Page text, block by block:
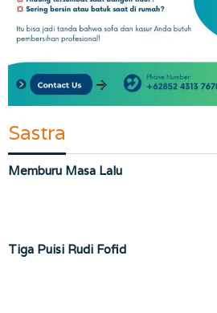
Sastra
Memburu Masa Lalu
Tiga Puisi Rudi Fofid